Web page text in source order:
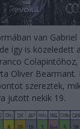
van
így is közeledett
Oliver Bearmant.
szereztek,
jutott nekik 19.